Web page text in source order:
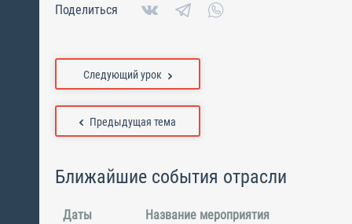
Поделиться
Предыдущая тема
Следующий урок
Ближайшие события отрасли
Даты Название мероприятия